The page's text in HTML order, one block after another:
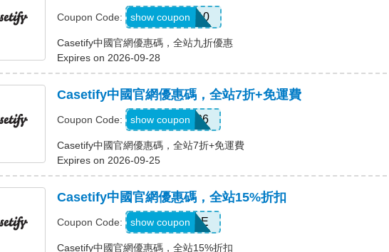
Coupon Code: WELCOME10
show coupon
Casetify中國官網優惠碼，全站九折優惠
Expires on 2026-09-28
Casetify中國官網優惠碼，全站7折+免運費
Coupon Code: SUMMER26
show coupon
Casetify中國官網優惠碼，全站7折+免運費
Expires on 2026-09-25
Casetify中國官網優惠碼，全站15%折扣
Coupon Code: 15JESSE
show coupon
Casetify中國官網優惠碼，全站15%折扣